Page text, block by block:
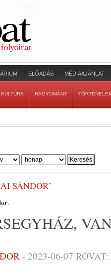
ELŐADÁS MÉDIAAJÁNLAT
KULTÚRA HAGYOMÁNY
SÁNDOR’
.
- 2023-06-07 ROVAT: